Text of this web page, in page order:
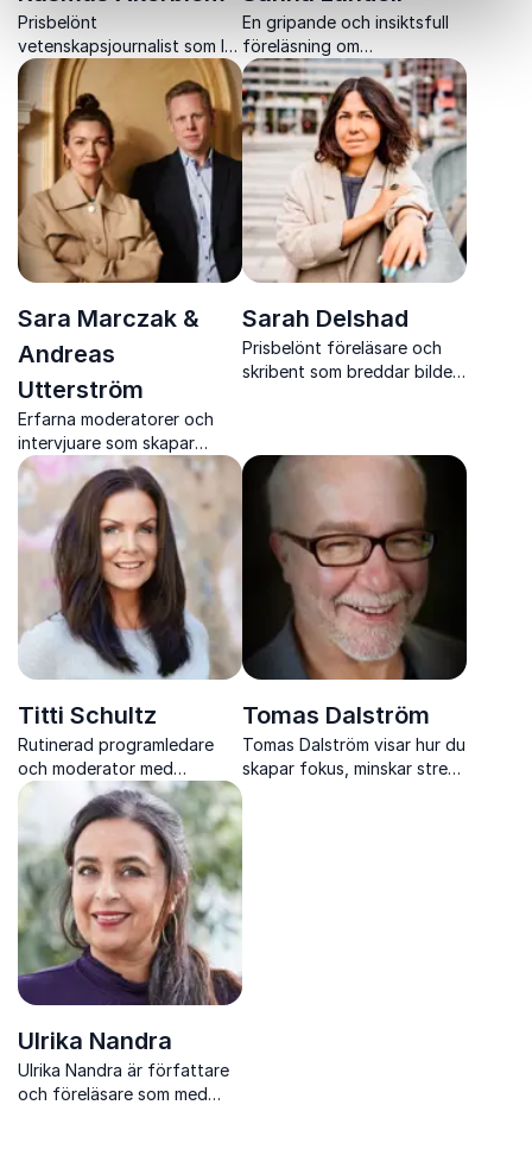
Prisbelönt
vetenskapsjournalist som lär
dig bli svårare att lura och
stärker ditt kritiska
tänkande i en digital tid.
En gripande och insiktsfull
föreläsning om
medberoende, relationer
och psykisk ohälsa som ger
mod att bryta tystnaden
och stärka självkänslan.
Sara Marczak &
Andreas
Utterström
Erfarna moderatorer och
intervjuare som skapar
engagerande samtal,
trygghet och energi på
scenen
Sarah Delshad
Prisbelönt föreläsare och
skribent som breddar bilden
Titti Schultz
Rutinerad programledare
och moderator med
journalistisk skärpa, varm
humor och lång erfarenhet
av radio, tv och scen.
Tomas Dalström
Tomas Dalström visar hur du
skapar fokus, minskar stress
Ulrika Nandra
Ulrika Nandra är författare
och föreläsare som med